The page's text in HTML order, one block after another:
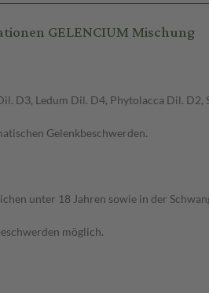
GELENCIUM Mischung
D3, Ledum Dil. D4, Phytolacca Dil.
Gelenkbeschwerden.
unter 18 Jahren sowie in der
möglich.